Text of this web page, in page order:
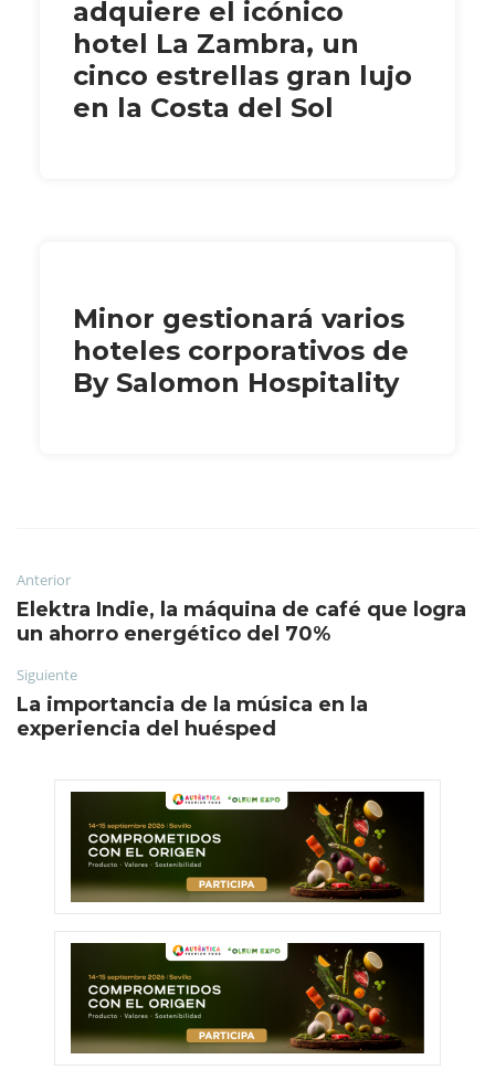
adquiere el icónico
hotel La Zambra, un
cinco estrellas gran lujo
en la Costa del Sol
Minor gestionará varios
hoteles corporativos de
By Salomon Hospitality
Anterior
Elektra Indie, la máquina de café que logra
un ahorro energético del 70%
Siguiente
La importancia de la música en la
experiencia del huésped